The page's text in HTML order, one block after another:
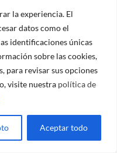
la experiencia. El
datos como el
identificaciones únicas
sobre las cookies,
para revisar sus opciones
visite nuestra política de
Aceptar todo
¿Quién gana?
y criptomonedas:
de tsunami global
toda la alharaca en